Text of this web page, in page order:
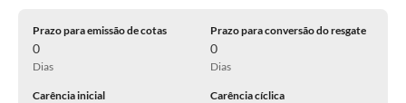
Prazo para emissão de cotas
0
Dias
Prazo para conversão do resgate
0
Dias
Carência inicial Carência cíclica